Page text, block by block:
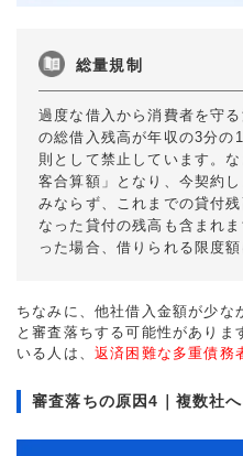
総量規制
過度な借入から消費者を守
の総借入残高が年収の3分の
則として禁止しています。
客合算額」となり、今契約
みならず、これまでの貸付
なった貸付の残高も含まれ
った場合、借りられる限度
ちなみに、他社借入金額が少な
と審査落ちする可能性がありま
いる人は、 返済困難な多重債務
審査落ちの原因4｜複数社